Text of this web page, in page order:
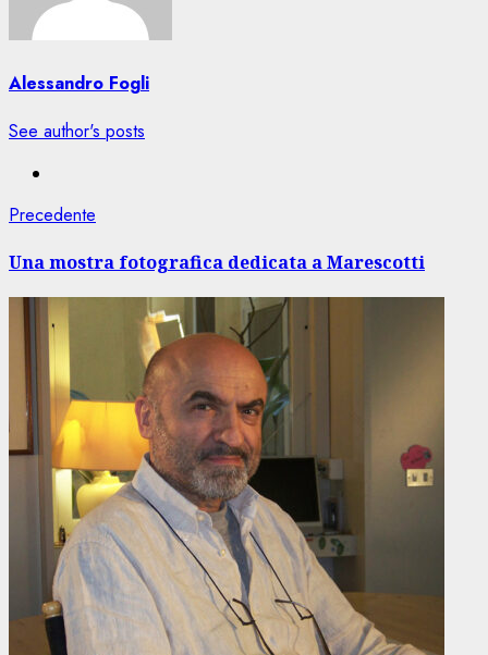
Alessandro Fogli
See author's posts
Navigazione
articolo
Precedente
Una mostra fotografica dedicata a Marescotti